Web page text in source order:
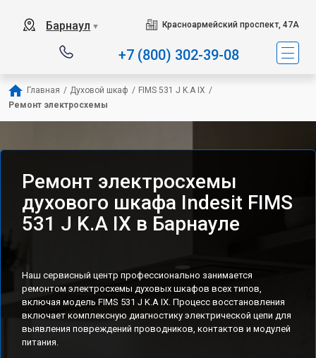
Барнаул ▼ Красноармейский проспект, 47А
+7 (800) 302-39-08
Главная / Духовой шкаф / FIMS 531 J K.A IX /
Ремонт электросхемы
Ремонт электросхемы
духового шкафа Indesit FIMS
531 J K.A IX в Барнауле
Наш сервисный центр профессионально занимается
ремонтом электросхемы духовых шкафов всех типов,
включая модель FIMS 531 J K.A IX. Процесс восстановления
включает комплексную диагностику электрической цепи для
выявления повреждений проводников, контактов и модулей
питания.